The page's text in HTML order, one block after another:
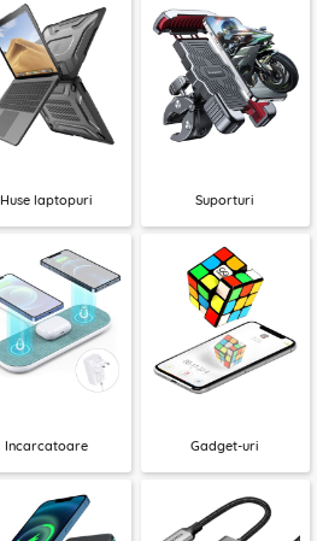
Huse laptopuri Suporturi
Incarcatoare Gadget-uri